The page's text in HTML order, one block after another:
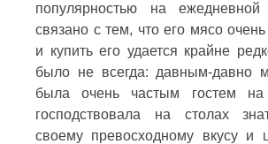
популярностью на
связано с тем, что его мясо очень
и купить его удается крайне
было не всегда: давным-давно
была очень частым гостем
господствовала на столах
своему превосходному вкусу и